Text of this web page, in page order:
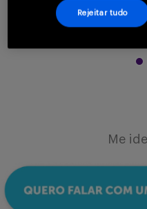
Me
Rejeitar tudo